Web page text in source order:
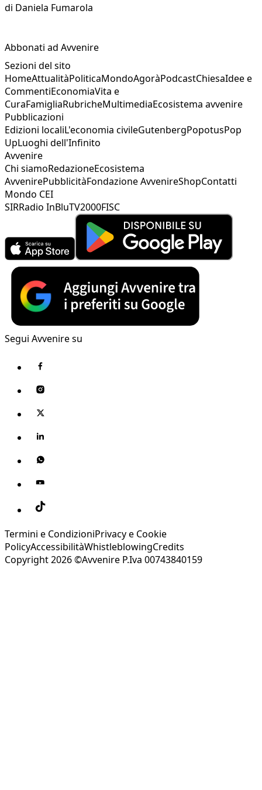
di Daniela Fumarola
Abbonati ad Avvenire
Sezioni del sito
HomeAttualitàPoliticaMondoAgoràPodcastChiesaIdee e
CommentiEconomiaVita e
CuraFamigliaRubricheMultimediaEcosistema avvenire
Pubblicazioni
Edizioni localiL'economia civileGutenbergPopotusPop
UpLuoghi dell'Infinito
Avvenire
Chi siamoRedazioneEcosistema
AvvenirePubblicitàFondazione AvvenireShopContatti
Mondo CEI
SIRRadio InBluTV2000FISC
Segui Avvenire su
Termini e CondizioniPrivacy e Cookie
PolicyAccessibilitàWhistleblowingCredits
Copyright 2026 ©Avvenire P.Iva 00743840159